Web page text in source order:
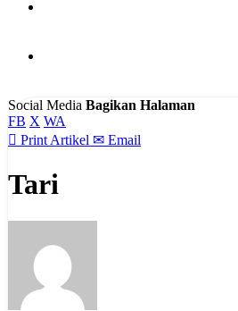
Social Media Bagikan Halaman
FB X WA
 Print Artikel ✉ Email
Tari